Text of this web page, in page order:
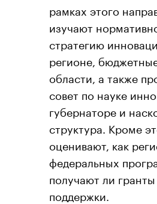
рамках этого
изучают
стратегию
регионе,
области, а также
совет по науке
губернаторе и
структура. Кроме
оценивают, как
федеральных
получают ли
поддержки.